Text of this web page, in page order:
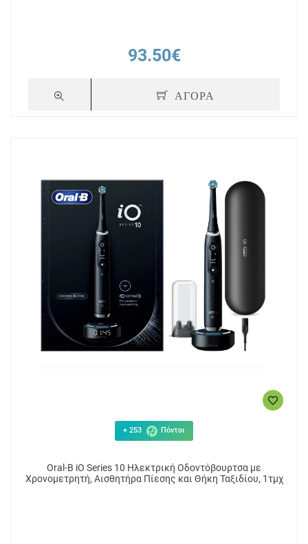
93.50€
ΑΓΟΡΑ
+ 253 Πόντοι
Oral-B iO Series 10 Ηλεκτρική Οδοντόβουρτσα με
Χρονομετρητή, Αισθητήρα Πίεσης και Θήκη Ταξιδίου, 1τμχ